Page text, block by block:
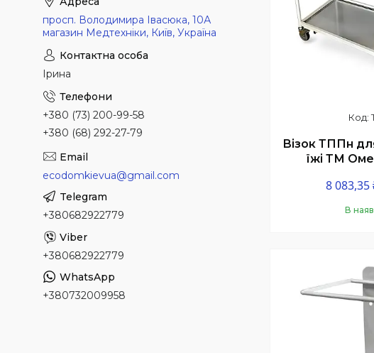
Візок ТППн
їжі ТМ
8 083,35
В
просп. Володимира Івасюка, 10А
магазин Медтехніки, Київ, Україна
Ірина
+380 (73) 200-99-58
+380 (68) 292-27-79
ecodomkievua@gmail.com
+380682922779
+380682922779
+380732009958